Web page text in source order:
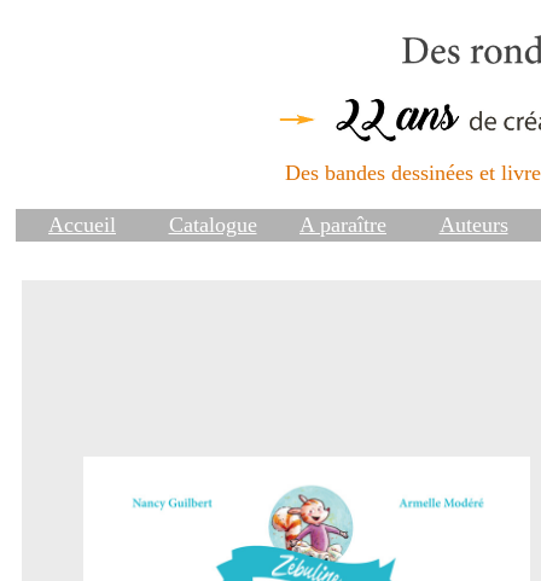
Des bandes dessinées et
Accueil Catalogue A paraître Auteurs